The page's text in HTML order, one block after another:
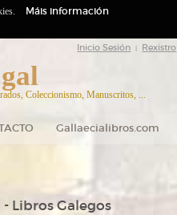
Inicio Sesión Rexistro
Coleccionismo, Manuscritos, ...
Gallaecialibros.com
Libros Galegos
Máis información